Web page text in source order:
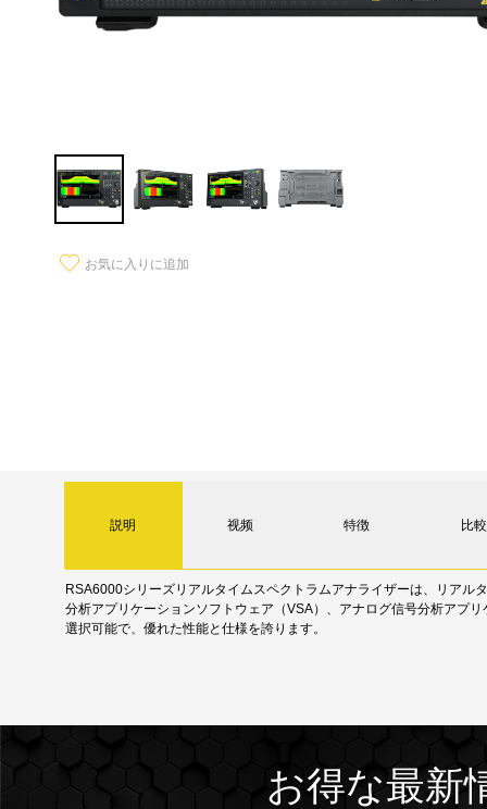
お気に入りに追加
説明 视频 特徴 比較
RSA6000シリーズリアルタイムスペクトラムアナライザーは、リア
分析アプリケーションソフトウェア（VSA）、アナログ信号分析アプ
選択可能で、優れた性能と仕様を誇ります。
お得な最新